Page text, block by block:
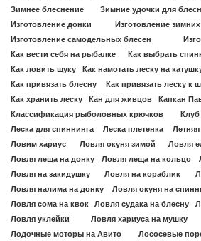
Зимнее блеснение
Зимние удочки для
Изготовление донки
Изготовление
Изготовление самодельных блесен
Как вести себя на рыбалке
Как выбрать
Как ловить щуку
Как намотать леску на
Как привязать блесну
Как привязать леску к
Как хранить леску
Кан для живцов Капкан
Классификация рыболовных крючков
Леска для спиннинга
Леска плетенка
Ловим хариус
Ловля окуня зимой Ловля
Ловля леща на донку
Ловля леща на кольцо
Ловля на закидушку
Ловля на кораблик
Ловля налима на донку
Ловля окуня на
Ловля сома на квок
Ловля судака на блесну
Ловля уклейки
Ловля хариуса на мушку
Лодочные моторы на Авито
Лососевые